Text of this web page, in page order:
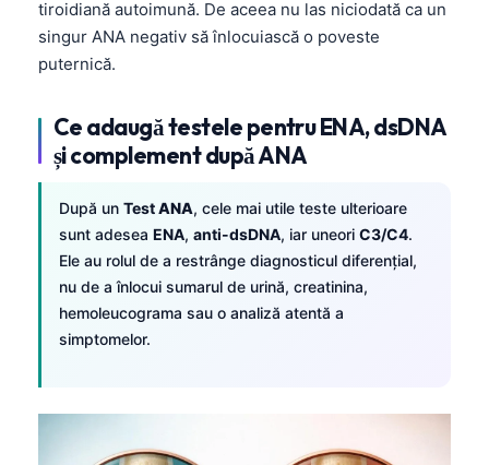
tiroidiană autoimună. De aceea nu las niciodată ca un
singur ANA negativ să înlocuiască o poveste
puternică.
Ce adaugă testele pentru ENA, dsDNA
și complement după ANA
După un TestANA, cele mai utile teste ulterioare
sunt adesea ENA, anti-dsDNA, iar uneori C3/C4.
Ele au rolul de a restrânge diagnosticul diferențial,
nu de a înlocui sumarul de urină, creatinina,
hemoleucograma sau o analiză atentă a
simptomelor.